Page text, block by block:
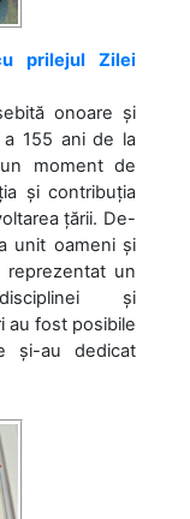
prilejul Zilei
onoare și
a 155 ani de la
moment de
și contribuția
țării. De-
unit oameni și
reprezentat un
și
au fost posibile
și-au dedicat